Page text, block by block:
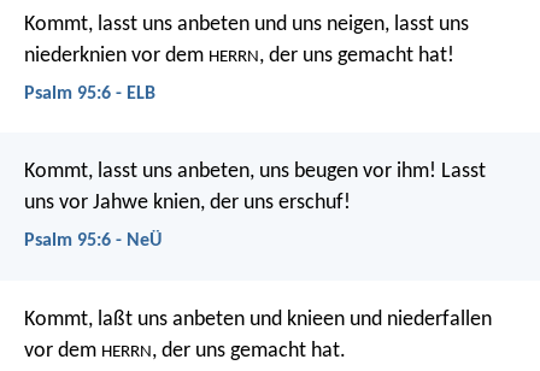
Kommt, lasst uns anbeten und uns neigen, lasst uns
niederknien vor dem HERRN , der uns gemacht hat!
Psalm 95:6 - ELB
Kommt, lasst uns anbeten, uns beugen vor ihm! Lasst
uns vor Jahwe knien, der uns erschuf!
Psalm 95:6 - NeÜ
Kommt, laßt uns anbeten und knieen und niederfallen
vor dem HERRN, der uns gemacht hat.